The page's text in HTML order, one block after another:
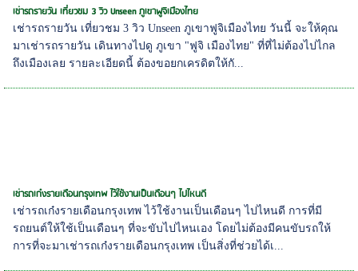
เช่ารถรายวัน เที่ยวชม 3 วิว Unseen ภูเขาฟูจิเมืองไทย
เช่ารถรายวัน เที่ยวชม 3 วิว Unseen ภูเขาฟูจิเมืองไทย วันนี้ จะให้คุณ
มาเช่ารถรายวัน เดินทางไปดู ภูเขา "ฟูจิ เมืองไทย" ที่ที่ไม่ต้องไปไกล
ถึงเมืองเลย รายละเอียดนี้ ต้องขอยกเครดิตให้กั...
เช่ารถเก๋งรายเดือนกรุงเทพ ไว้ใช้งานเป็นเดือนๆ ไปไหนดี
เช่ารถเก๋งรายเดือนกรุงเทพ ไว้ใช้งานเป็นเดือนๆ ไปไหนดี การที่มี
รถยนต์ให้ใช้เป็นเดือนๆ ที่จะขับไปไหนเอง โดยไม่ต้องมีคนขับรถให้
การที่จะมาเช่ารถเก๋งรายเดือนกรุงเทพ เป็นสิ่งที่ช่วยได้เ...